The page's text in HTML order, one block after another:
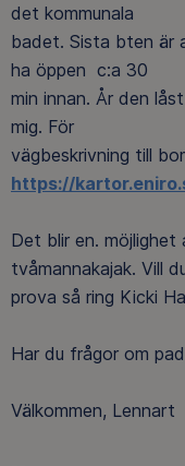
det kommunala
badet. Sista bten är
ha öppen c:a 30
min innan. År den
mig. För
vägbeskrivning till
https://
Det blir en.
tvåmannakajak. Vill
prova så ring Kicki
Har du frågor om
Välkommen, Lennart